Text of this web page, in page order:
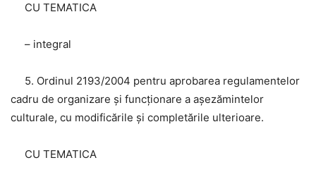
CU TEMATICA
– integral
5. Ordinul 2193/2004 pentru aprobarea regulamentelor
cadru de organizare și funcționare a așezămintelor
culturale, cu modificările și completările ulterioare.
CU TEMATICA